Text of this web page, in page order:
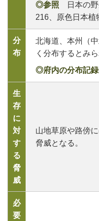
◎参照 日本の野
216、原色日本植
分
布
北海道、本州（
く分布するとみ
◎府内の分布記
生
存
に
対
す
る
脅
威
山地草原や路傍
脅威となる。
必
要